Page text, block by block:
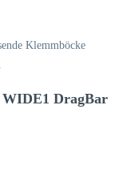
Klemmböcke
DragBar